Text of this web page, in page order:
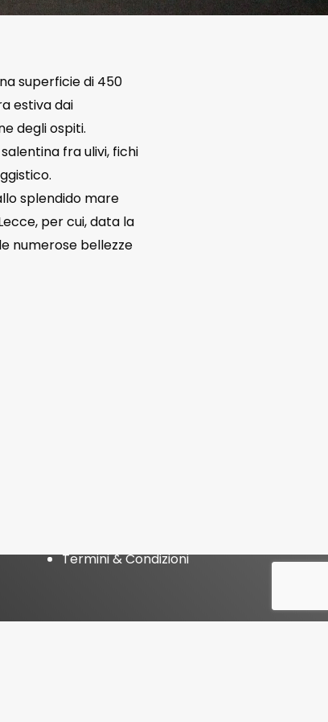
superficie di 450
estiva dai
degli ospiti.
fra ulivi, fichi
splendido mare
per cui, data la
numerose bellezze
Termini & Condizioni